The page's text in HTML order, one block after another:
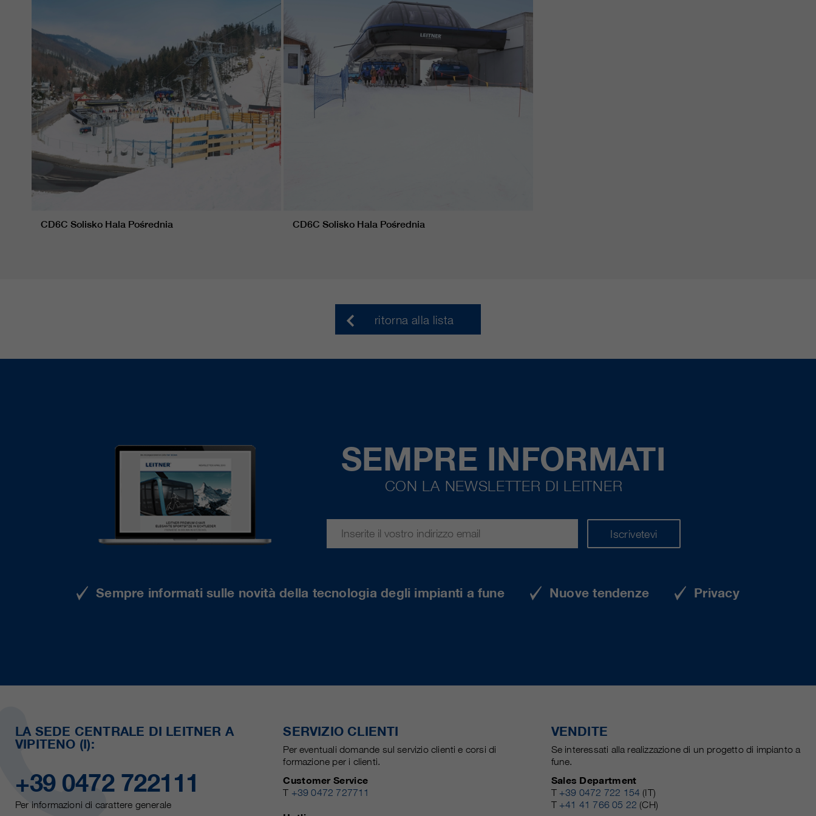
CD6C Solisko Hala Pośrednia CD6C Solisko Hala Pośrednia
ritorna alla lista
SEMPRE INFORMATI
CON LA NEWSLETTER DI LEITNER
Iscrivetevi
Sempre informati sulle novità della tecnologia degli impianti a fune Nuove tendenze Privacy
LA SEDE CENTRALE DI LEITNER A
VIPITENO (I):
+39 0472 722111
Per informazioni di carattere generale
SERVIZIO CLIENTI
Per eventuali domande sul servizio clienti e corsi di
formazione per i clienti.
Customer Service
T +39 0472 727711
VENDITE
Se interessati alla realizzazione di un progetto di impianto a
fune.
Sales Department
T +39 0472 722 154 (IT)
T +41 41 766 05 22 (CH)